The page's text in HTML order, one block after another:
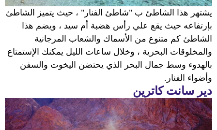
يشتهر هذا الشاطئ ب "شاطئ الفنار" ، حيث يتميز الشاطئ
بإرتفاعه حيث يقع علي رأس هضبة أم سيد ، ويضم هذا
الشاطئ كم متنوع من الأسماك والشعاب المرجانية
والمخلوقات البحرية ، وخلال ساعات الليل يمكنك الإستمتاع
بالهدوء وسط جمال البحر الذي يحتضن اليخوت والسفن
وأضواء الفنار.
دير سانت كاترين